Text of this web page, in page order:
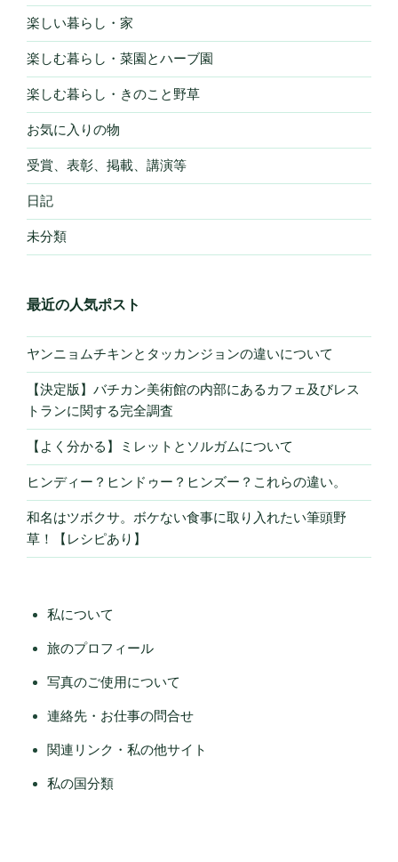
楽しい暮らし・家
楽しむ暮らし・菜園とハーブ園
楽しむ暮らし・きのこと野草
お気に入りの物
受賞、表彰、掲載、講演等
日記
未分類
最近の人気ポスト
ヤンニョムチキンとタッカンジョンの違いについて
【決定版】バチカン美術館の内部にあるカフェ及びレス
トランに関する完全調査
【よく分かる】ミレットとソルガムについて
ヒンディー？ヒンドゥー？ヒンズー？これらの違い。
和名はツボクサ。ボケない食事に取り入れたい筆頭野
草！【レシピあり】
私について
旅のプロフィール
写真のご使用について
連絡先・お仕事の問合せ
関連リンク・私の他サイト
私の国分類